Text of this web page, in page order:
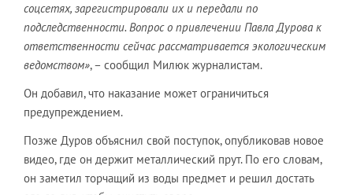
соцсетях, зарегистрировали их и передали по
подследственности. Вопрос о привлечении Павла Дурова к
ответственности сейчас рассматривается экологическим
ведомством», – сообщил Милюк журналистам.
Он добавил, что наказание может ограничиться
предупреждением.
Позже Дуров объяснил свой поступок, опубликовав новое
видео, где он держит металлический прут. По его словам,
он заметил торчащий из воды предмет и решил достать